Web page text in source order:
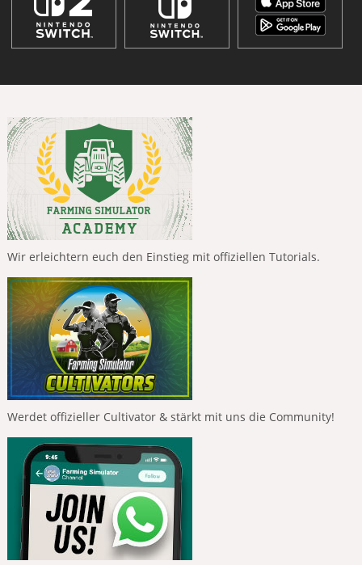
Wir erleichtern euch den Einstieg mit offiziellen Tutorials.
Werdet offizieller Cultivator & stärkt mit uns die Community!